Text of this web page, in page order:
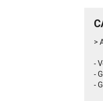
>
-
-
-